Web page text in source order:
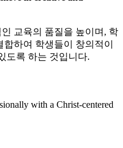
교육의 품질을 높이며, 학
하여 학생들이 창의적이
도록 하는 것입니다.
with a Christ-centered